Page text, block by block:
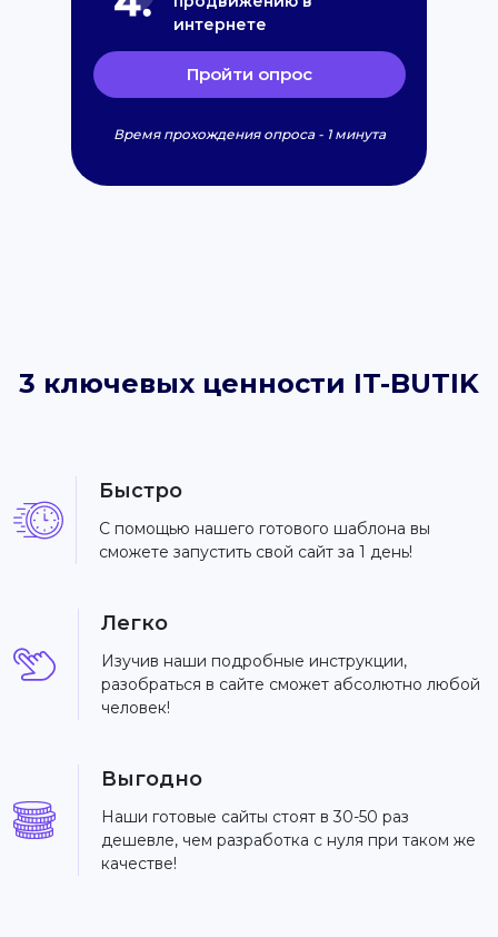
интернете
Пройти опрос
Время прохождения опроса - 1 минута
3 ключевых ценности IT-BUTIK
Быстро
С помощью нашего готового шаблона вы
сможете запустить свой сайт за 1 день!
Легко
Изучив наши подробные инструкции,
разобраться в сайте сможет абсолютно любой
человек!
Выгодно
Наши готовые сайты стоят в 30-50 раз
дешевле, чем разработка с нуля при таком же
качестве!